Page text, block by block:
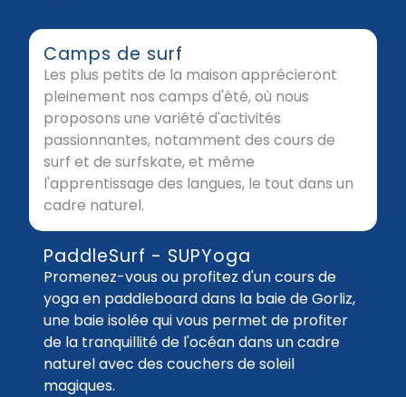
Camps de surf
Les plus petits de la maison apprécieront
pleinement nos camps d'été, où nous
proposons une variété d'activités
passionnantes, notamment des cours de
surf et de surfskate, et même
l'apprentissage des langues, le tout dans un
cadre naturel.
PaddleSurf - SUPYoga
Promenez-vous ou profitez d'un cours de
yoga en paddleboard dans la baie de Gorliz,
une baie isolée qui vous permet de profiter
de la tranquillité de l'océan dans un cadre
naturel avec des couchers de soleil
magiques.